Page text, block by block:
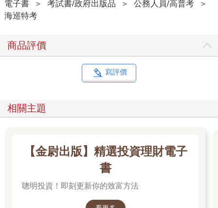
電子書 ＞ 考試書/政府出版品 ＞ 公務人員/高普考
＞
海巡特考
商品評價
寫評價
相關主題
【金尉出版】精選投資理財電子
書
聰明投資！即刻更新你的致富方法